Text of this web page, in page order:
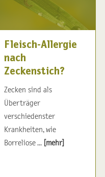
Fleisch-Allergie
nach
Zeckenstich?
Zecken sind als
Überträger
verschiedenster
Krankheiten, wie
Borreliose ... [mehr]